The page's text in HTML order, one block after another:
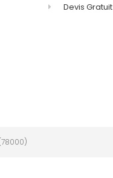
Devis Gratuit
(78000)